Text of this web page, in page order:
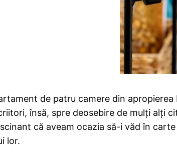
de patru camere din
însă, spre deosebire de mulți alți
că aveam ocazia să-i văd în
lor.